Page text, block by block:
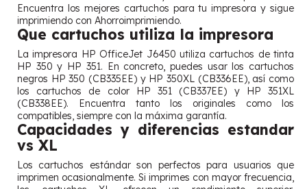
Encuentra los mejores cartuchos para tu impresora y sigue
imprimiendo con Ahorroimprimiendo.
Que cartuchos utiliza la impresora
La impresora HP OfficeJet J6450 utiliza cartuchos de tinta
HP 350 y HP 351. En concreto, puedes usar los cartuchos
negros HP 350 (CB335EE) y HP 350XL (CB336EE), así como
los cartuchos de color HP 351 (CB337EE) y HP 351XL
(CB338EE). Encuentra tanto los originales como los
compatibles, siempre con la máxima garantía.
Capacidades y diferencias estandar
vs XL
Los cartuchos estándar son perfectos para usuarios que
imprimen ocasionalmente. Si imprimes con mayor frecuencia,